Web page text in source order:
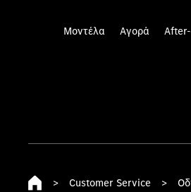
Μοντέλα Αγορά
> Customer Service >